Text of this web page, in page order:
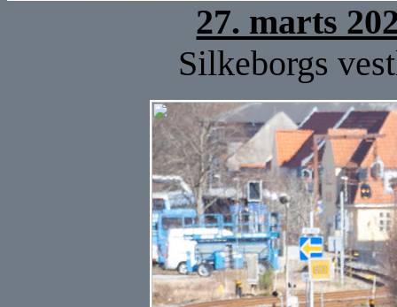
27. marts
Silkeborgs